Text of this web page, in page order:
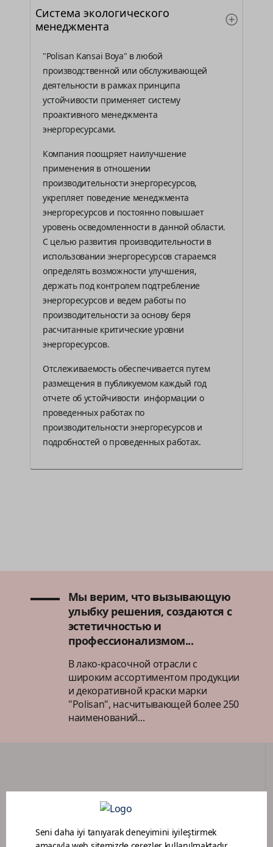
Система экологического
менеджмента
"Polisan Kansai Boya" в любой
производственной или обслуживающей
деятельности в рамках принципа
устойчивости применяет систему
проактивного менеджмента
энергоресурсами.
Компания поощряет наилучшение
применения в отношении
производительности энергоресурсов,
укрепляет поведение менеджмента
энергоресурсов и постоянно повышает
уровень осведомленности в данной области.
С целью развития производительности в
использовании энергоресурсов стараемся
определять возможности улучшения,
держать под контролем подтребление
энергоресурсов и ведем работы по
производительности за основу беря
расчитанные критические уровни
энергоресурсов.
Отслеживаемость обеспечивается путем
размещения в публикуемом каждый год
отчете об устойчивости информации о
проведенных работах по
производительности энергоресурсов и
подробностей о проведенных работах.
Мы верим, что вызывающую
улыбку решения, создаются с
эстетичностью и
профессионализмом...
В лако-красочной отрасли с
широким ассортиментом продукции
и декоративной краски марки
"Polisan", насчитывающей более 250
наименований...
ПОРТАЛ ДИЛЕРОВ